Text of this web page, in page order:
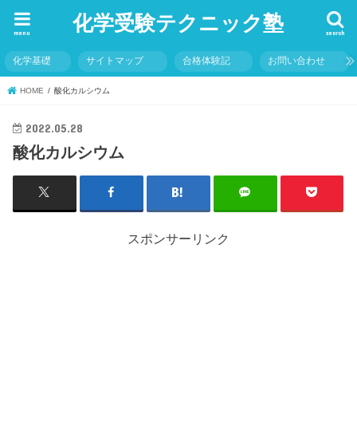
化学受験テクニック塾 search
menu
化学基礎 サイトマップ 合格体験記 お問い合わせ
HOME 酸化カルシウム
2022.05.28
酸化カルシウム
スポンサーリンク